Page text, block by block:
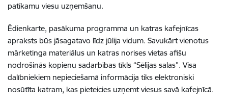
patīkamu viesu uzņemšanu.
Ēdienkarte, pasākuma programma un katras kafejnīcas
apraksts būs jāsagatavo līdz jūlija vidum. Savukārt vienotus
mārketinga materiālus un katras norises vietas afišu
nodrošinās kopienu sadarbības tīkls “Sēlijas salas”. Visa
dalībniekiem nepieciešamā informācija tiks elektroniski
nosūtīta katram, kas pieteicies uzņemt viesus savā kafejnīcā.